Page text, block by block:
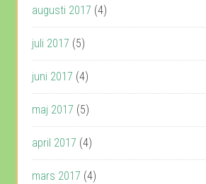
augusti 2017 (4)
juli 2017 (5)
juni 2017 (4)
maj 2017 (5)
april 2017 (4)
mars 2017 (4)